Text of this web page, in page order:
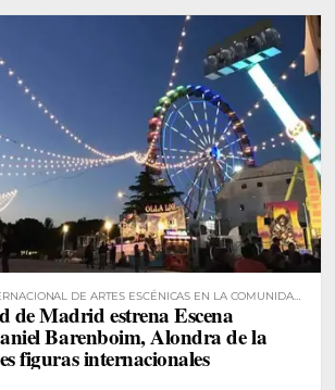
DE ARTES ESCÉNICAS EN LA COMUNIDAD
de Madrid estrena Escena
Barenboim, Alondra de la
figuras internacionales